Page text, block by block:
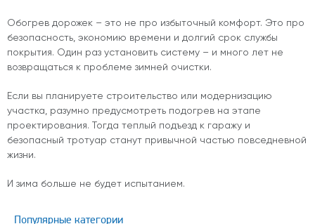
Популярные категории
Обогрев дорожек – это не про избыточный комфорт. Это про
безопасность, экономию времени и долгий срок службы
покрытия. Один раз установить систему – и много лет не
возвращаться к проблеме зимней очистки.
Если вы планируете строительство или модернизацию
участка, разумно предусмотреть подогрев на этапе
проектирования. Тогда теплый подъезд к гаражу и
безопасный тротуар станут привычной частью повседневной
жизни.
И зима больше не будет испытанием.